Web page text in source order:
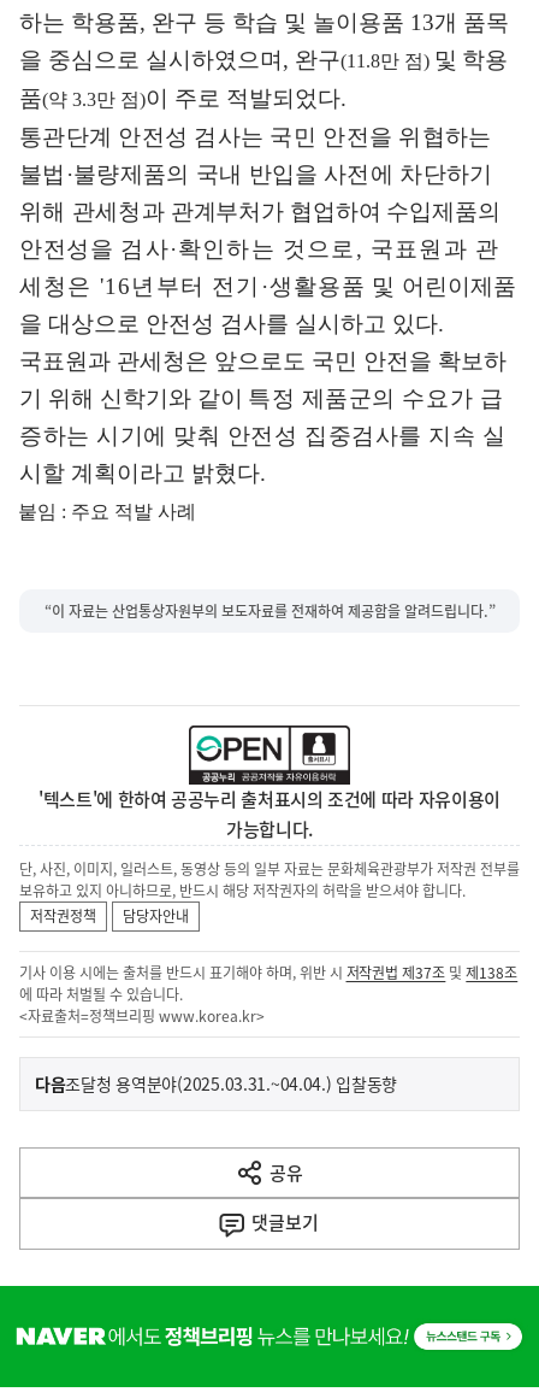
하는 학용품, 완구 등 학습 및 놀이용품 13개 품목
을 중심으로 실시하였으며 , 완구(11.8만 점) 및 학용
품(약 3.3만 점)이 주로 적발되었다.
통관단계 안전성 검사는 국민 안전을 위협하는
불법 ·불량제품의 국내 반입을 사전에 차단하기
위해 관세청과 관계부처가 협업하여 수입제품의
안전성을 검사·확인하는 것으로, 국표원과 관
세청은 '16년부터 전기 ·생활용품 및 어 린이제품
을 대상으로 안전성 검사를 실시하고 있다.
국표원과 관세청은 앞으로도 국민 안전을 확보하
기 위해 신학기와 같이 특정 제품군의 수요가 급
증하는 시기에 맞춰 안전성 집중검사를 지속 실
시할 계획이라고 밝혔다.
붙임 : 주요 적발 사례
“이 자료는 산업통상자원부의 보도자료를 전재하여 제공함을 알려드립니다.”
'텍스트'에 한하여 공공누리 출처표시의 조건에 따라 자유이용이
가능합니다.
단, 사진, 이미지, 일러스트, 동영상 등의 일부 자료는 문화체육관광부가 저작권 전부를
보유하고 있지 아니하므로, 반드시 해당 저작권자의 허락을 받으셔야 합니다.
저작권정책
담당자안내
기사 이용 시에는 출처를 반드시 표기해야 하며, 위반 시 저작권법 제37조 및제138조
에 따라 처벌될 수 있습니다.
<자료출처=정책브리핑 www.korea.kr>
이
전
다
음
다음기
조달청 용역분야(2025.03.31.~04.04.) 입찰동향
공유
열
기
댓글보기
단